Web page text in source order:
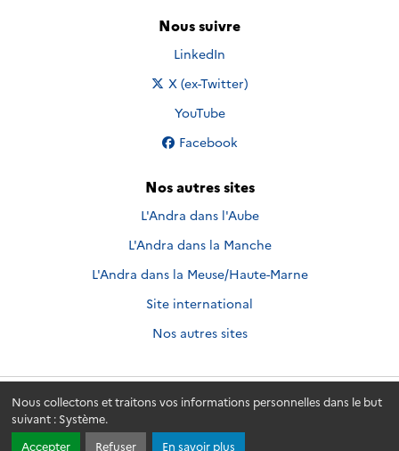
Nous collectons et traitons vos informations personnelles dans le but
suivant : Système.
Accepter
Refuser En savoir plus
Nous suivre
Nous suivre sur
LinkedIn
Nous suivre sur
X (ex-Twitter)
Nous suivre sur
YouTube
Nous suivre sur
Facebook
Nos autres sites
L'Andra dans l'Aube
L'Andra dans la Manche
L'Andra dans la Meuse/Haute-Marne
Site international
Nos autres sites
Andra.fr © 2026 - Andra. Tous droits réservés.